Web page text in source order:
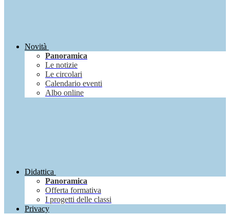
Novità
Panoramica
Le notizie
Le circolari
Calendario eventi
Albo online
Didattica
Panoramica
Offerta formativa
I progetti delle classi
Privacy